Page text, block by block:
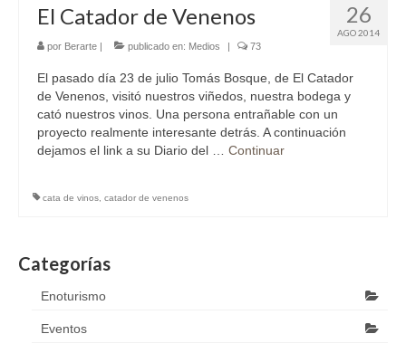
26
AGO 2014
El Catador de Venenos
por Berarte | publicado en: Medios | 73
El pasado día 23 de julio Tomás Bosque, de El Catador
de Venenos, visitó nuestros viñedos, nuestra bodega y
cató nuestros vinos. Una persona entrañable con un
proyecto realmente interesante detrás. A continuación
dejamos el link a su Diario del … Continuar
cata de vinos catador de venenos
Categorías
Enoturismo
Eventos